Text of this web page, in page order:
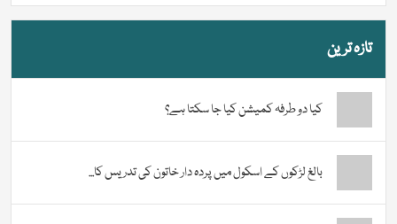
تازہ ترین
کیا دو طرفہ کمیشن کیا جا سکتا ہے؟
بالغ لڑکوں کے اسکول میں پردہ دار خاتون کی تدریس کا...